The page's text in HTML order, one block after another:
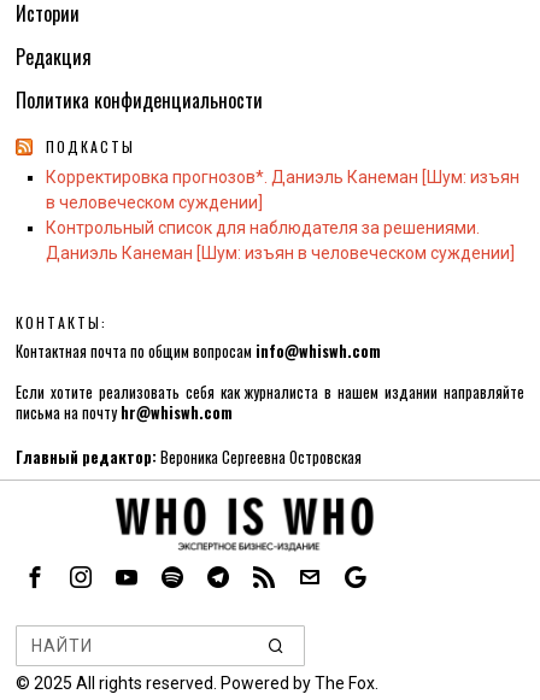
Истории
Редакция
Политика конфиденциальности
ПОДКАСТЫ
Корректировка прогнозов*. Даниэль Канеман [Шум: изъян
в человеческом суждении]
Контрольный список для наблюдателя за решениями.
Даниэль Канеман [Шум: изъян в человеческом суждении]
КОНТАКТЫ:
Контактная почта по общим вопросам info@whiswh.com
Если хотите реализовать себя как журналиста в нашем издании направляйте
письма на почтуhr@whiswh.com
Главный редактор: Вероника Сергеевна Островская
©2025 All rights reserved. Powered byThe Fox